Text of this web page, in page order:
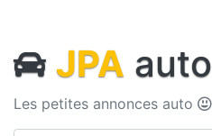
JPA auto
Les petites annonces auto